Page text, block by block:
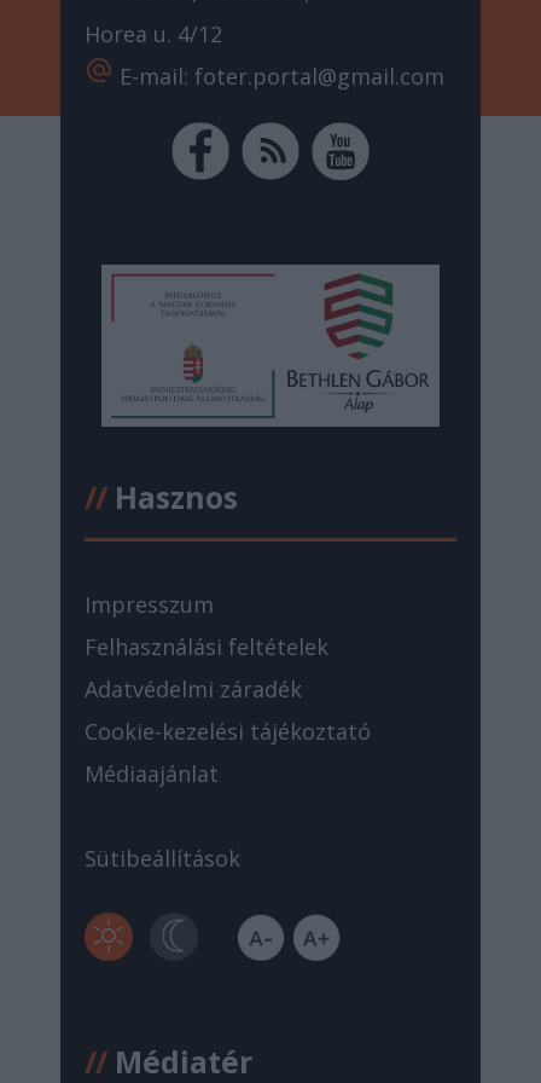
Horea u. 4/12
alternate_email E-mail: foter.portal@gmail.com
//Hasznos
Impresszum
Felhasználási feltételek
Adatvédelmi záradék
Cookie-kezelési tájékoztató
Médiaajánlat
Sütibeállítások
//Médiatér